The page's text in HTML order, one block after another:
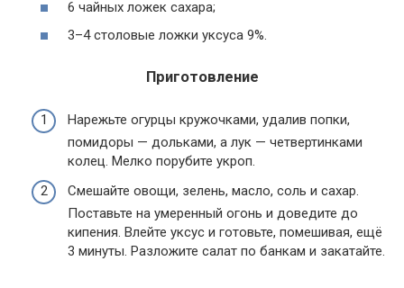
6 чайных ложек сахара;
3–4 столовые ложки уксуса 9%.
Приготовление
Нарежьте огурцы кружочками, удалив попки,
помидоры — дольками, а лук — четвертинками
колец. Мелко порубите укроп.
Смешайте овощи, зелень, масло, соль и сахар.
Поставьте на умеренный огонь и доведите до
кипения. Влейте уксус и готовьте, помешивая, ещё
3 минуты. Разложите салат по банкам и закатайте.